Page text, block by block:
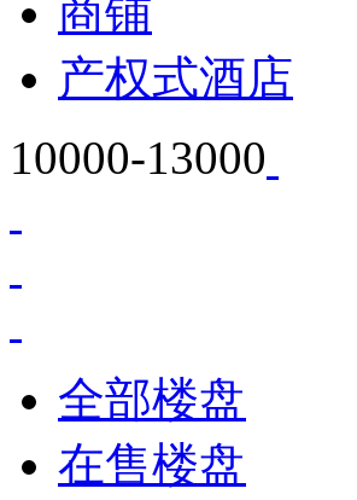
商铺
产权式酒店
10000-13000
全部楼盘
在售楼盘